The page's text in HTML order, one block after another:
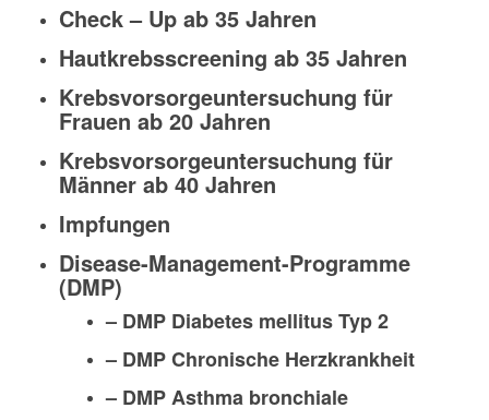
Check – Up ab 35 Jahren
Hautkrebsscreening ab 35 Jahren
Krebsvorsorgeuntersuchung für
Frauen ab 20 Jahren
Krebsvorsorgeuntersuchung für
Männer ab 40 Jahren
Impfungen
Disease-Management-Programme
(DMP)
– DMP Diabetes mellitus Typ 2
– DMP Chronische Herzkrankheit
– DMP Asthma bronchiale